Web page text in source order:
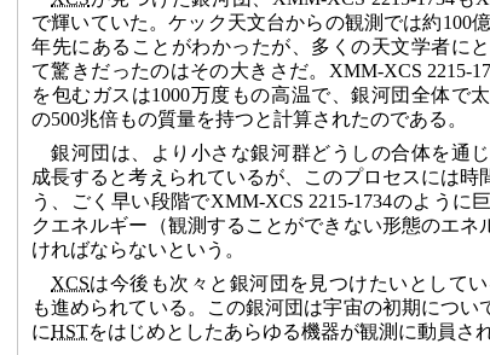
で輝いていた。ケック天文台からの観測では約100
年先にあることがわかったが、多くの天文学者に
て驚きだったのはその大きさだ。XMM-XCS 2215-
を包むガスは1000万度もの高温で、銀河団全体で
の500兆倍もの質量を持つと計算されたのである。
銀河団は、より小さな銀河群どうしの合体を通
成長すると考えられているが、このプロセスには
う、ごく早い段階でXMM-XCS 2215-1734のよう
クエネルギー（観測することができない形態のエ
ければならないという。
XCSは今後も次々と銀河団を見つけたいとして
も進められている。この銀河団は宇宙の初期につ
にHSTをはじめとしたあらゆる機器が観測に動員さ